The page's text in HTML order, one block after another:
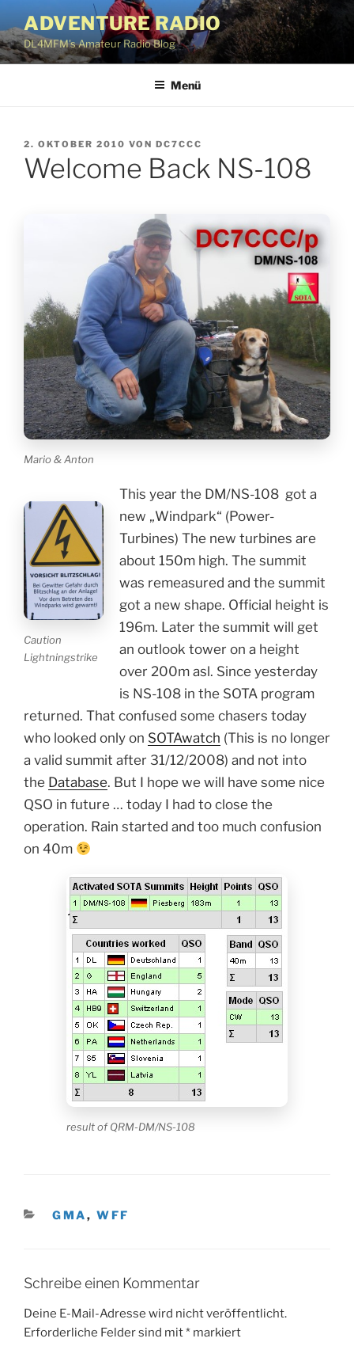
Inhalt
springen
ADVENTURE RADIO
DL4MFM's Amateur Radio Blog
Menü
VERÖFFENTLICHT
AM
2. OKTOBER 2010 VON DC7CCC
Welcome Back NS-108
Mario & Anton
Caution
Lightningstrike
This year the DM/NS-108 got a
new „Windpark“ (Power-
Turbines) The new turbines are
about 150m high. The summit
was remeasured and the summit
got a new shape. Official height is
196m. Later the summit will get
an outlook tower on a height
over 200m asl. Since yesterday
is NS-108 in the SOTA program
returned. That confused some chasers today
who looked only on SOTAwatch (This is no longer
a valid summit after 31/12/2008) and not into
the Database. But I hope we will have some nice
QSO in future … today I had to close the
operation. Rain started and too much confusion
on 40m
result of QRM-DM/NS-108
KATEGORIEN
GMA,WFF
Schreibe einen Kommentar
Deine E-Mail-Adresse wird nicht veröffentlicht.
Erforderliche Felder sind mit* markiert